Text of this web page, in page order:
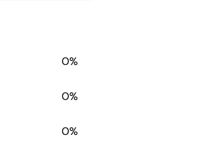
0%
0%
0%